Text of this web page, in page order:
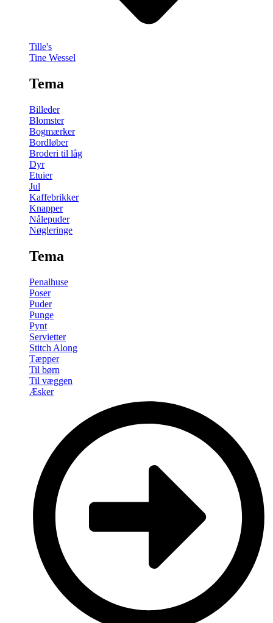
Tille's
Tine Wessel
Tema
Billeder
Blomster
Bogmærker
Bordløber
Broderi til låg
Dyr
Etuier
Jul
Kaffebrikker
Knapper
Nålepuder
Nøgleringe
Tema
Penalhuse
Poser
Puder
Punge
Pynt
Servietter
Stitch Along
Tæpper
Til børn
Til væggen
Æsker